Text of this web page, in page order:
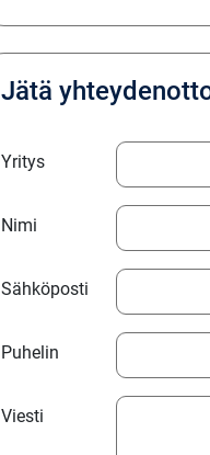
Jätä
Yritys
Nimi
Sähköposti
Puhelin
Viesti